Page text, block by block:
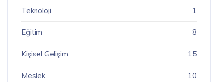
Teknoloji 1
Eğitim 8
Kişisel Gelişim 15
Meslek 10